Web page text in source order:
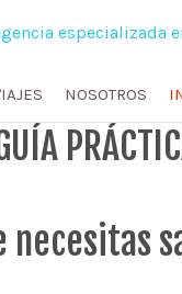
NOSOTROS